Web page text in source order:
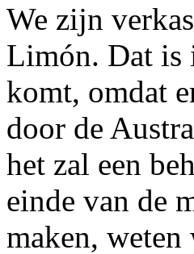
We zijn
Limón. Dat is
komt, omdat
door de
het zal een
einde van de
maken, weten